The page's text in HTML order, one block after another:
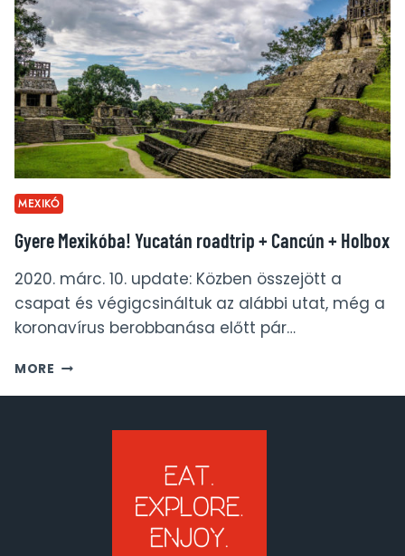
MEXIKÓI
DZSUNGEL
MÉLYÉN
MEXIKÓ
Gyere Mexikóba! Yucatán roadtrip + Cancún + Holbox
2020. márc. 10. update: Közben összejött a
csapat és végigcsináltuk az alábbi utat, még a
koronavírus berobbanása előtt pár…
MORE GYERE